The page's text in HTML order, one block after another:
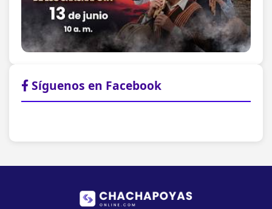
Síguenos en Facebook